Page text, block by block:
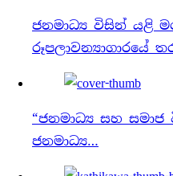
ජනමාධ්‍ය විසින් යළි
රූපලාවන්‍යාගාරයේ
“ජනමාධ්‍ය සහ සමාජ
ජනමාධ්‍ය…